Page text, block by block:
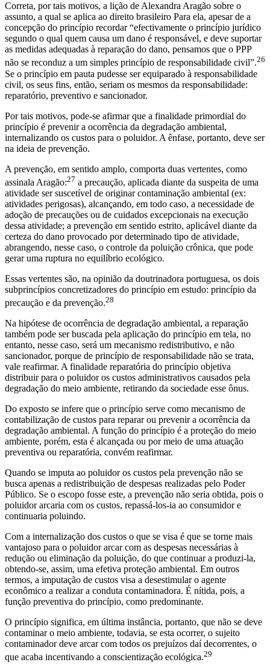
Correta, por tais motivos, a lição de Alexandra Aragão sobre o
assunto, a qual se aplica ao direito brasileiro Para ela, apesar de a
concepção do princípio recordar “efectivamente o princípio jurídico
segundo o qual quem causa um dano é responsável, e deve suportar
as medidas adequadas à reparação do dano, pensamos que o PPP
não se reconduz a um simples princípio de responsabilidade civil”.26
Se o princípio em pauta pudesse ser equiparado à responsabilidade
civil, os seus fins, então, seriam os mesmos da responsabilidade:
reparatório, preventivo e sancionador.
Por tais motivos, pode-se afirmar que a finalidade primordial do
princípio é prevenir a ocorrência da degradação ambiental,
internalizando os custos para o poluidor. A ênfase, portanto, deve ser
na ideia de prevenção.
A prevenção, em sentido amplo, comporta duas vertentes, como
assinala Aragão:27 a precaução, aplicada diante da suspeita de uma
atividade ser suscetível de originar contaminação ambiental (ex:
atividades perigosas), alcançando, em todo caso, a necessidade de
adoção de precauções ou de cuidados excepcionais na execução
dessa atividade; a prevenção em sentido estrito, aplicável diante da
certeza do dano provocado por determinado tipo de atividade,
abrangendo, nesse caso, o controle da poluição crônica, que pode
gerar uma ruptura no equilíbrio ecológico.
Essas vertentes são, na opinião da doutrinadora portuguesa, os dois
subprincípios concretizadores do princípio em estudo: princípio da
precaução e da prevenção.28
Na hipótese de ocorrência de degradação ambiental, a reparação
também pode ser buscada pela aplicação do princípio em tela, no
entanto, nesse caso, será um mecanismo redistributivo, e não
sancionador, porque de princípio de responsabilidade não se trata,
vale reafirmar. A finalidade reparatória do princípio objetiva
distribuir para o poluidor os custos administrativos causados pela
degradação do meio ambiente, retirando da sociedade esse ônus.
Do exposto se infere que o princípio serve como mecanismo de
contabilização de custos para reparar ou prevenir a ocorrência da
degradação ambiental. A função do princípio é a proteção do meio
ambiente, porém, esta é alcançada ou por meio de uma atuação
preventiva ou reparatória, convém reafirmar.
Quando se imputa ao poluidor os custos pela prevenção não se
busca apenas a redistribuição de despesas realizadas pelo Poder
Público. Se o escopo fosse este, a prevenção não seria obtida, pois o
poluidor arcaria com os custos, repassá-los-ia ao consumidor e
continuaria poluindo.
Com a internalização dos custos o que se visa é que se torne mais
vantajoso para o poluidor arcar com as despesas necessárias à
redução ou eliminação da poluição, do que continuar a produzi-la,
obtendo-se, assim, uma efetiva proteção ambiental. Em outros
termos, a imputação de custos visa a desestimular o agente
econômico a realizar a conduta contaminadora. É nítida, pois, a
função preventiva do princípio, como predominante.
O princípio significa, em última instância, portanto, que não se deve
contaminar o meio ambiente, todavia, se esta ocorrer, o sujeito
contaminador deve arcar com todos os prejuízos daí decorrentes, o
que acaba incentivando a conscientização ecológica.29